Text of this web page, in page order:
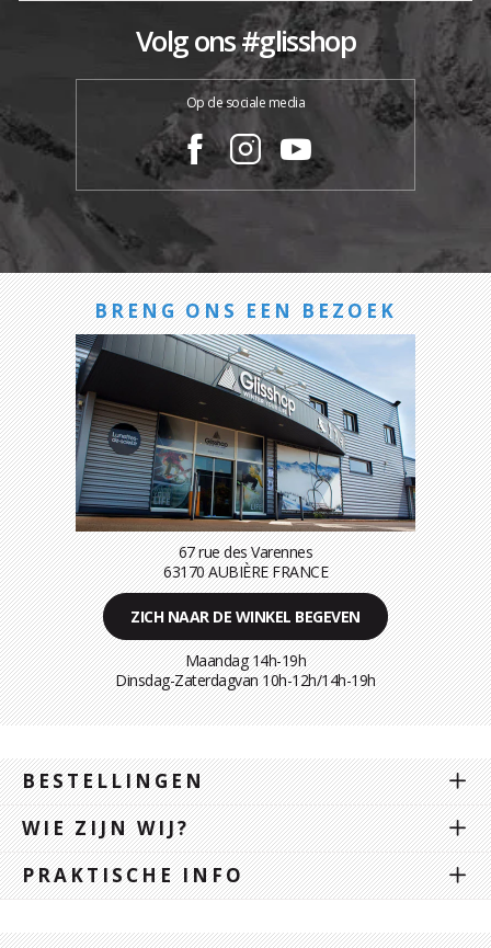
Volg ons #glisshop
Op de sociale media
BRENG ONS EEN BEZOEK
67 rue des Varennes
63170 AUBIÈRE FRANCE
ZICH NAAR DE WINKEL BEGEVEN
Maandag 14h-19h
Dinsdag-Zaterdagvan 10h-12h/14h-19h
BESTELLINGEN
WIE ZIJN WIJ?
PRAKTISCHE INFO